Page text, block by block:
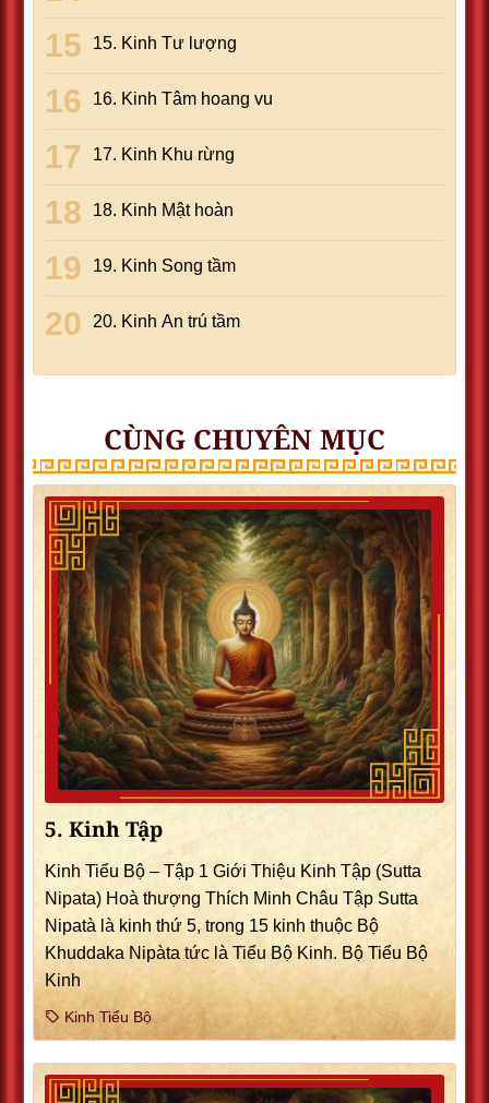
15. Kinh Tư lượng
16. Kinh Tâm hoang vu
17. Kinh Khu rừng
18. Kinh Mật hoàn
19. Kinh Song tầm
20. Kinh An trú tầm
CÙNG CHUYÊN MỤC
5. Kinh Tập
Kinh Tiểu Bộ – Tập 1 Giới Thiệu Kinh Tập (Sutta
Nipata) Hoà thượng Thích Minh Châu Tập Sutta
Nipatà là kinh thứ 5, trong 15 kinh thuộc Bộ
Khuddaka Nipàta tức là Tiểu Bộ Kinh. Bộ Tiểu Bộ
Kinh
Kinh Tiểu Bộ